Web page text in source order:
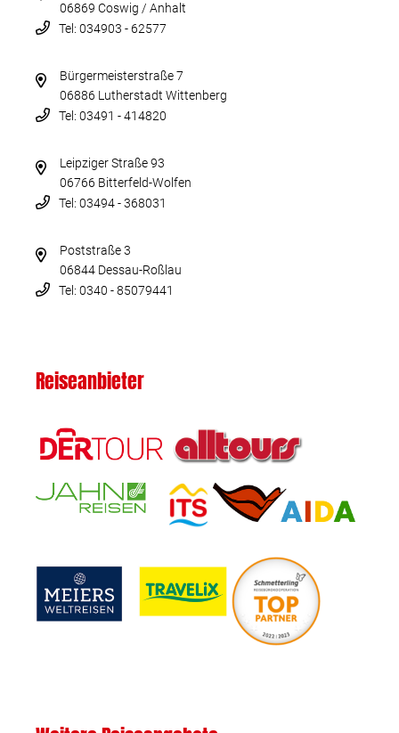
06869 Coswig / Anhalt
Tel: 034903 - 62577
Bürgermeisterstraße 7
06886 Lutherstadt Wittenberg
Tel: 03491 - 414820
Leipziger Straße 93
06766 Bitterfeld-Wolfen
Tel: 03494 - 368031
Poststraße 3
06844 Dessau-Roßlau
Tel: 0340 - 85079441
Reiseanbieter